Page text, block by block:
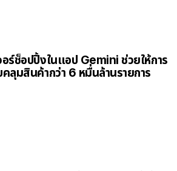
ร์ช็อปปิ้งในแอป Gemini ช่วยให้การ
ลุมสินค้ากว่า 6 หมื่นล้านรายการ